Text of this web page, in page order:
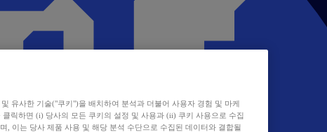
유사한 기술("쿠키")을 배치하여 분석과 더불어 사용자 경험 및 마케
클릭하면 (i) 당사의 모든 쿠키의 설정 및 사용과 (ii) 쿠키 사용으로 수집
, 이는 당사 제품 사용 및 해당 분석 수단으로 수집된 데이터와 결합될